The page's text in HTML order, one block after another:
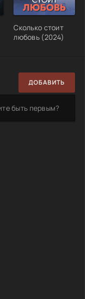
Сколько стоит
любовь (2024)
ДОБАВИТЬ
быть первым?